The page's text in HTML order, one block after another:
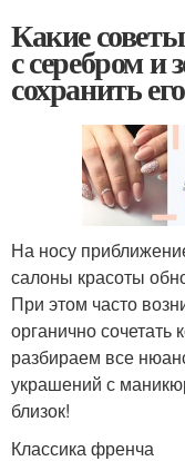
Какие
с серебром и
сохранить
На носу
салоны красоты
При этом часто
органично сочетать
разбираем все
украшений с
близок!
Классика френча